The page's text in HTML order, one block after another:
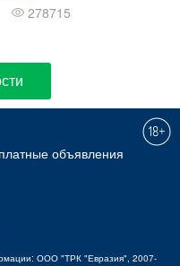
278715
объявления
ООО "ТРК "Евразия", 2007-